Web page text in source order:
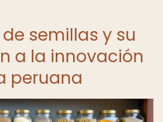
semillas y su
a la innovación
peruana